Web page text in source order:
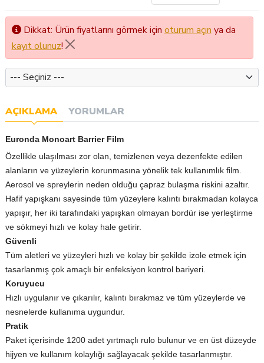
Dikkat: Ürün fiyatlarını görmek için oturum açın ya da
kayıt olunuz!
Color
AÇIKLAMA YORUMLAR
Euronda Monoart Barrier Film
Özellikle ulaşılması zor olan, temizlenen veya dezenfekte edilen
alanların ve yüzeylerin korunmasına yönelik tek kullanımlık film.
Aerosol ve spreylerin neden olduğu çapraz bulaşma riskini azaltır.
Hafif yapışkanı sayesinde tüm yüzeylere kalıntı bırakmadan kolayca
yapışır, her iki tarafındaki yapışkan olmayan bordür ise yerleştirme
ve sökmeyi hızlı ve kolay hale getirir.
Güvenli
Tüm aletleri ve yüzeyleri hızlı ve kolay bir şekilde izole etmek için
tasarlanmış çok amaçlı bir enfeksiyon kontrol bariyeri.
Koruyucu
Hızlı uygulanır ve çıkarılır, kalıntı bırakmaz ve tüm yüzeylerde ve
nesnelerde kullanıma uygundur.
Pratik
Paket içerisinde 1200 adet yırtmaçlı rulo bulunur ve en üst düzeyde
hijyen ve kullanım kolaylığı sağlayacak şekilde tasarlanmıştır.